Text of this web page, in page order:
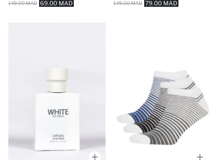
69.00 MAD
149.00 MAD 79.00 MAD
149.00 MAD